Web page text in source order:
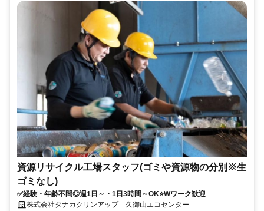
資源リサイクル工場スタッフ(ゴミや資源物の分別※生
ゴミなし)
✅経験・年齢不問◎週1日～・1日3時間～OK⭐Wワーク歓迎
株式会社タナカクリンアップ 久御山エコセンター